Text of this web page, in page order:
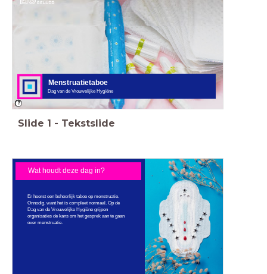
Menstruatietaboe
Dag van de Vrouwelijke Hygiëne
Slide 1 - Tekstslide
Er heerst een behoorlijk taboe op menstruatie.
Onnodig, want het is compleet normaal. Op de
Dag van de Vrouwelijke Hygiëne grijpen
organisaties de kans om het gesprek aan te gaan
over menstruatie.
Wat houdt deze dag in?